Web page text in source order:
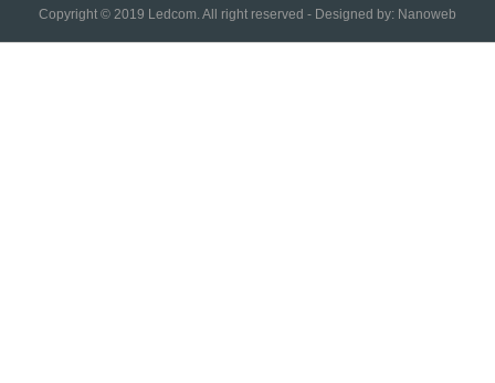
Copyright © 2019 Ledcom. All right reserved - Designed by: Nanoweb